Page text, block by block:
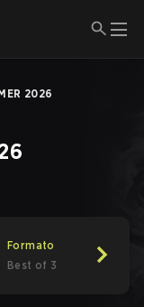
2026
Formato
Best of 3